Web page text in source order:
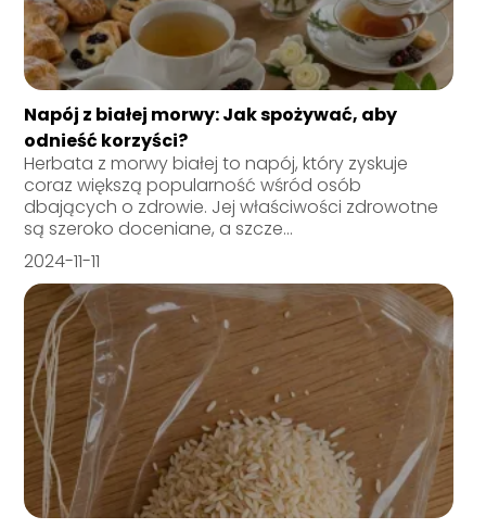
Napój z białej morwy: Jak spożywać, aby
odnieść korzyści?
Herbata z morwy białej to napój, który zyskuje
coraz większą popularność wśród osób
dbających o zdrowie. Jej właściwości zdrowotne
są szeroko doceniane, a szcze...
2024-11-11